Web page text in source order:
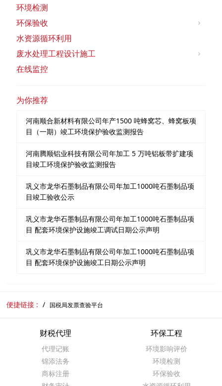
环境检测
环保验收
水资源循环利用
废水处理工程设计施工
在线监控
为你推荐
河南顺合新材料有限公司年产1500 吨蜂窝芯、蜂窝板项
目（一期）竣工环境保护验收监测报告
河南腾顺铝业科技有限公司年加工 5 万吨铝板带扩建项
目竣工环境保护验收监测报告
巩义市龙华石墨制品有限公司年加工1000吨石墨制品项
目竣工验收公示
巩义市龙华石墨制品有限公司年加工1000吨石墨制品项
目 配套环境保护设施竣工调试日期公示声明
巩义市龙华石墨制品有限公司年加工1000吨石墨制品项
目 配套环境保护设施竣工日期公示声明
便捷链接 : 国税局发票查验平台
财税代理
代理记账
锦添法务
商标注册
环保工程
环境影响评价
环境检测
环保验收